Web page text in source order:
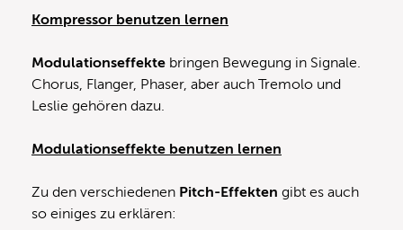
Kompressor benutzen lernen
Modulationseffekte bringen Bewegung in Signale.
Chorus, Flanger, Phaser, aber auch Tremolo und
Leslie gehören dazu.
Modulationseffekte benutzen lernen
Zu den verschiedenen Pitch-Effekten gibt es auch
so einiges zu erklären: